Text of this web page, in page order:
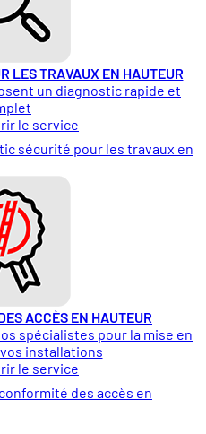
LES TRAVAUX EN HAUTEUR
un diagnostic rapide et
le service
sécurité pour les travaux en
ACCÈS EN HAUTEUR
spécialistes pour la mise en
installations
le service
des accès en